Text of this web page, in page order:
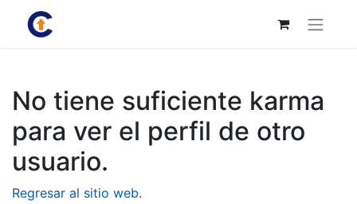
No tiene suficiente karma
para ver el perfil de otro
usuario.
Regresar al sitio web.